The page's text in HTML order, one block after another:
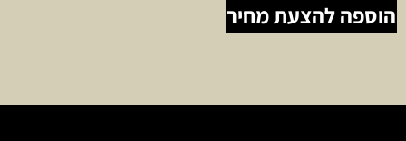
הוספה להצעת מחיר